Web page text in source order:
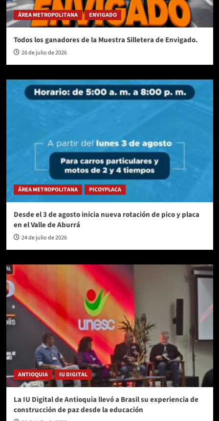
ÁREA METROPOLITANA ENVIGADO
Todos los ganadores de la Muestra Silletera de Envigado.
26 de julio de 2026
ÁREA METROPOLITANA PICOYPLACA
Desde el 3 de agosto inicia nueva rotación de pico y placa
en el Valle de Aburrá
24 de julio de 2026
ANTIOQUIA IU DIGITAL
La IU Digital de Antioquia llevó a Brasil su experiencia de
construcción de paz desde la educación